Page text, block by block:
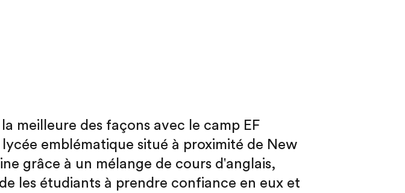
meilleure des façons avec le camp EF
emblématique situé à proximité de New
grâce à un mélange de cours d'anglais,
les étudiants à prendre confiance en eux et